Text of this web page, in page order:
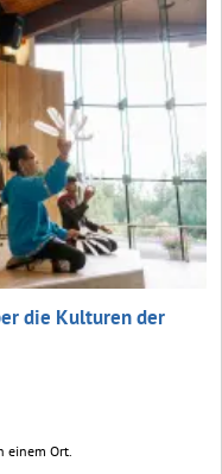
die Kulturen der
einem Ort.